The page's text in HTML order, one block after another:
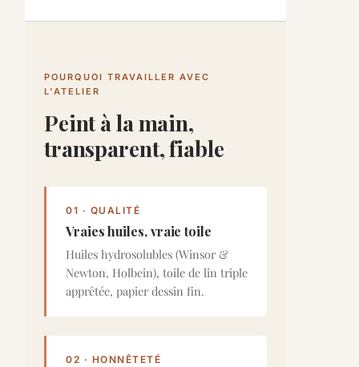
POURQUOI TRAVAILLER AVEC
L'ATELIER
Peint à la main,
transparent, fiable
01 · QUALITÉ
Vraies huiles, vraie toile
Huiles hydrosolubles (Winsor &
Newton, Holbein), toile de lin triple
apprêtée, papier dessin fin.
02 · HONNÊTETÉ